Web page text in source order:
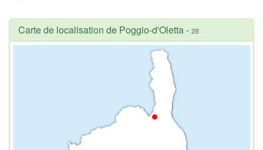
Carte de localisation de Poggio-d'Oletta- 2B